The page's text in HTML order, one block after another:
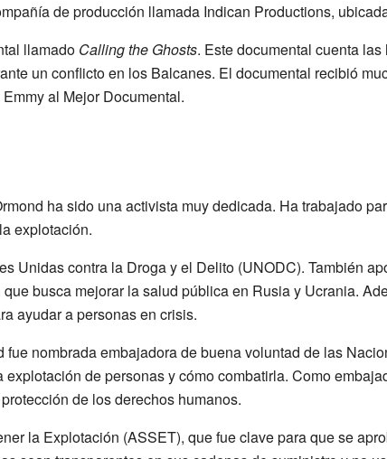
de producción llamada Indican Productions,
llamado Calling the Ghosts. Este documental cuenta
un conflicto en los Balcanes. El documental recibió
al Mejor Documental.
ha sido una activista muy dedicada. Ha trabajado
explotación.
Unidas contra la Droga y el Delito (UNODC). También
busca mejorar la salud pública en Rusia y Ucrania.
ayudar a personas en crisis.
nombrada embajadora de buena voluntad de las
de personas y cómo combatirla. Como
de los derechos humanos.
la Explotación (ASSET), que fue clave para que se